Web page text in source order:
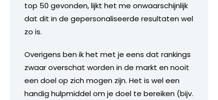
top 50 gevonden, lijkt het me onwaarschijnlijk
dat dit in de gepersonaliseerde resultaten wel
zo is.
Overigens ben ik het met je eens dat rankings
zwaar overschat worden in de markt en nooit
een doel op zich mogen zijn. Het is wel een
handig hulpmiddel om je doel te bereiken (bijv.